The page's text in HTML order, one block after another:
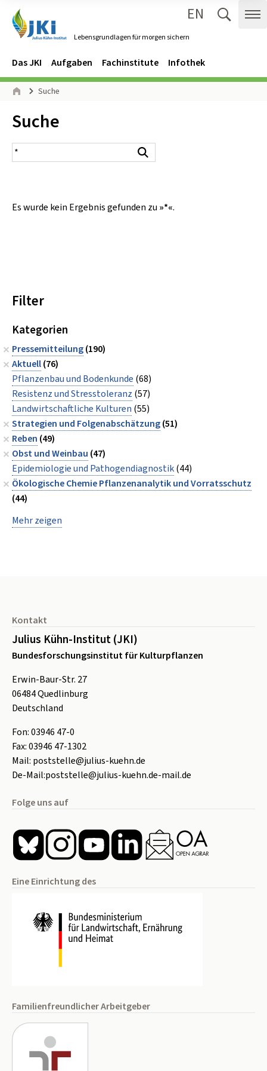
Lebensgrundlagen für morgen sichern
EN
Navigation
Hauptmenü
Das JKI Aufgaben Fachinstitute Infothek
Seitenpfad
Suche
Inhalt:
Suche
Suchergebnis
Es wurde kein Ergebnis gefunden zu »*«.
Filter
Kategorien
Pressemitteilung(190)
Aktuell(76)
Pflanzenbau und Bodenkunde (68)
Resistenz und Stresstoleranz (57)
Landwirtschaftliche Kulturen (55)
Strategien und Folgenabschätzung(51)
Reben (49)
Obst und Weinbau (47)
Epidemiologie und Pathogendiagnostik(44)
Ökologische Chemie Pflanzenanalytik und Vorratsschutz
(44)
Mehr zeigen
Kontakt
Julius Kühn-Institut (JKI)
Bundesforschungsinstitut für Kulturpflanzen
Erwin-Baur-Str. 27
06484Quedlinburg
Deutschland
Fon:03946 47-0
Fax:03946 47-1302
Mail: poststelle@julius-kuehn.de
De-Mail:poststelle@julius-kuehn.de-mail.de
Folge uns auf
Eine Einrichtung des
Familienfreundlicher Arbeitgeber